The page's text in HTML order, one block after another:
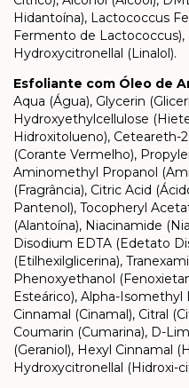
Hidantoína), Lactococcus
Fermento de Lactococcus),
Hydroxycitronellal (Linalol).
Esfoliante com Óleo de
Aqua (Água), Glycerin
Hydroxyethylcellulose
Hidroxitolueno), Ceteareth-
(Corante Vermelho),
Aminomethyl Propanol
(Fragrância), Citric Acid
Pantenol), Tocopheryl
(Alantoína), Niacinamide
Disodium EDTA (Edetato
(Etilhexilglicerina),
Phenoxyethanol
Esteárico), Alpha-
Cinnamal (Cinamal), Citral
Coumarin (Cumarina), D-
(Geraniol), Hexyl Cinnamal
Hydroxycitronellal (Hidroxi-